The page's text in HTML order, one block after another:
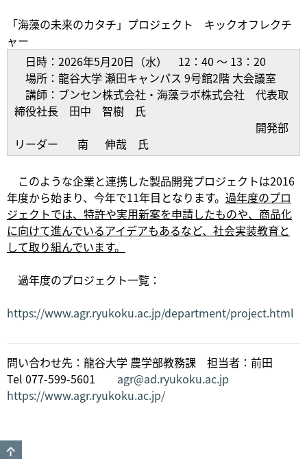
「海藻の未来のカタチ」プロジェクト キックオフレクチ
ャー
日時：2026年5月20日（水） 12：40 ～ 13：20
場所：龍谷大学 瀬田キャンパス 9号館2階 大会議室
講師：ブンセン株式会社・海藻ラボ株式会社 代表取
締役社長 田中 智樹 氏
開発部
リーダー 南 伸哉 氏
このような企業と連携した製品開発プロジェクトは2016
年度から始まり、今年で11年目となります。 過年度のプロ
ジェクトでは、特許や実用新案を申請したものや、商品化
に向けて進んでいるアイデアもあるなど、社会実装教育と
して取り組んでいます。
過年度のプロジェクト一覧：
https://www.agr.ryukoku.ac.jp/department/project.html
問い合わせ先：龍谷大学 農学部教務課 担当者：前田
Tel 077-599-5601 agr@ad.ryukoku.ac.jp
https://www.agr.ryukoku.ac.jp/